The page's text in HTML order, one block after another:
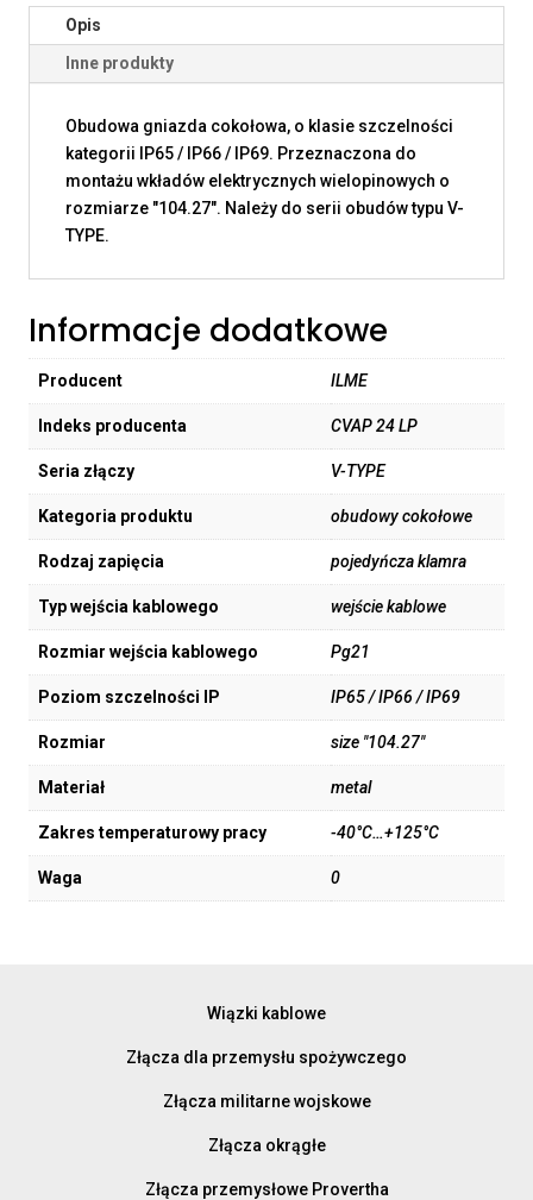
Opis
Inne produkty
Obudowa gniazda cokołowa, o klasie szczelności
kategorii IP65 / IP66 / IP69. Przeznaczona do
montażu wkładów elektrycznych wielopinowych o
rozmiarze "104.27". Należy do serii obudów typu V-
TYPE.
Informacje dodatkowe
Producent ILME
Indeks producenta CVAP 24 LP
Seria złączy V-TYPE
Kategoria produktu obudowy cokołowe
Rodzaj zapięcia pojedyńcza klamra
Typ wejścia kablowego wejście kablowe
Rozmiar wejścia kablowego Pg21
Poziom szczelności IP IP65 / IP66 / IP69
Rozmiar size "104.27"
Materiał metal
Zakres temperaturowy pracy -40°C…+125°C
Waga 0
Wiązki kablowe
Złącza dla przemysłu spożywczego
Złącza militarne wojskowe
Złącza okrągłe
Złącza przemysłowe Provertha